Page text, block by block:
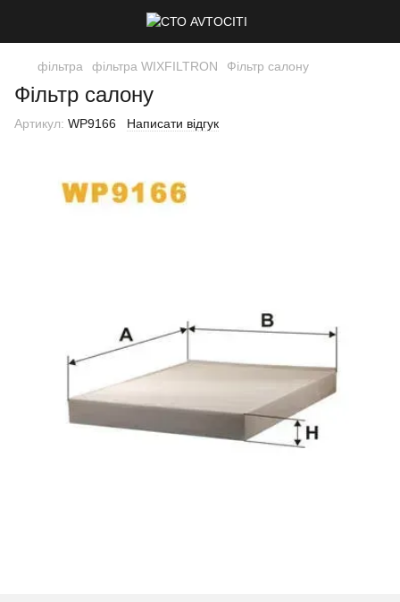
фільтра фільтра WIXFILTRON Фільтр салону
Фільтр салону
Артикул: WP9166 Написати відгук